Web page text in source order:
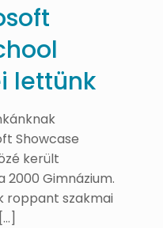
lettünk
Showcase
került
2000 Gimnázium.
roppant szakmai
[…]